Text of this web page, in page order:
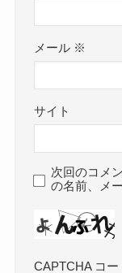
メール ※
サイト
次回のコメ
の名前、メ
CAPTCHA コー